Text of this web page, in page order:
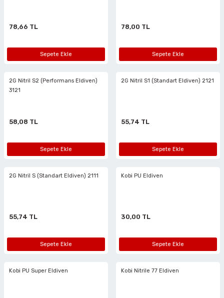
78,66 TL
Sepete Ekle
78,00 TL
Sepete Ekle
2G Nitril S2 (Performans Eldiven)
3121
58,08 TL
Sepete Ekle
2G Nitril S1 (Standart Eldiven) 2121
55,74 TL
Sepete Ekle
2G Nitril S (Standart Eldiven) 2111
55,74 TL
Sepete Ekle
Kobi PU Eldiven
30,00 TL
Sepete Ekle
Kobi PU Super Eldiven Kobi Nitrile 77 Eldiven